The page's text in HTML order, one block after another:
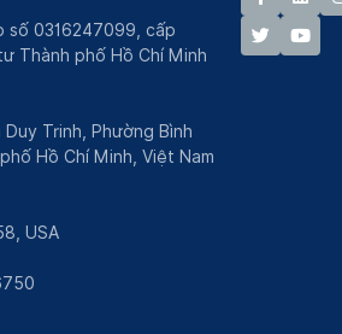
số 0316247099, cấp
Thành phố Hồ Chí Minh
Trinh, Phường Bình
Hồ Chí Minh, Việt Nam
USA